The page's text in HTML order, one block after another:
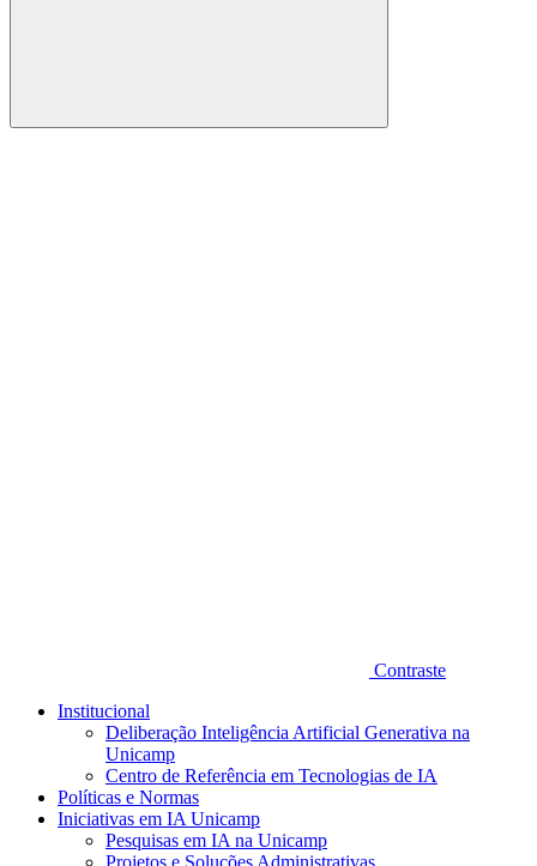
Buscar
Contraste
Institucional
Deliberação Inteligência Artificial Generativa na
Unicamp
Centro de Referência em Tecnologias de IA
Políticas e Normas
Iniciativas em IA Unicamp
Pesquisas em IA na Unicamp
Projetos e Soluções Administrativas